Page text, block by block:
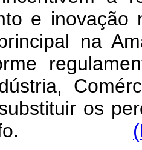
e
na
os